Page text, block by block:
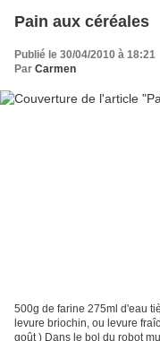
Pain aux céréales
Publié le 30/04/2010 à 18:21
Par Carmen
500g de farine 275ml d'eau
levure briochin, ou levure
goût ) Dans le bol du robot